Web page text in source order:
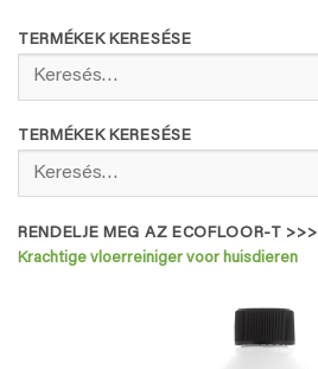
TERMÉKEK KERESÉSE
TERMÉKEK KERESÉSE
RENDELJE MEG AZ ECOFLOOR-T >>>
Krachtige vloerreiniger voor huisdieren